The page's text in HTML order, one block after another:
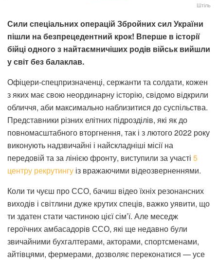
Штіль
Сили спеціальних операцій Збройних сил України
пішли на безпрецедентний крок! Вперше в історії
бійці одного з найтаємничіших родів військ вийшли
у світ без балаклав.
Офіцери-спецпризначенці, сержанти та солдати, кожен
з яких має свою неординарну історію, свідомо відкрили
обличчя, аби максимально наблизитися до суспільства.
Представники різних елітних підрозділів, які як до
повномасштабного вторгнення, так і з лютого 2022 року
виконують надзвичайні і найскладніші місії на
передовій та за лінією фронту, виступили за участі 5
центру рекрутингу із вражаючими відеозверненнями.
Коли ти чуєш про ССО, бачиш відео їхніх резонансних
виходів і світлини дуже крутих спеців, важко уявити, що
ти здатен стати частиною цієї сім’ї. Але меседж
героїчних амбасадорів ССО, які ще недавно були
звичайними бухгалтерами, акторами, спортсменами,
айтівцями, фермерами, дозволяє переконатися — усе